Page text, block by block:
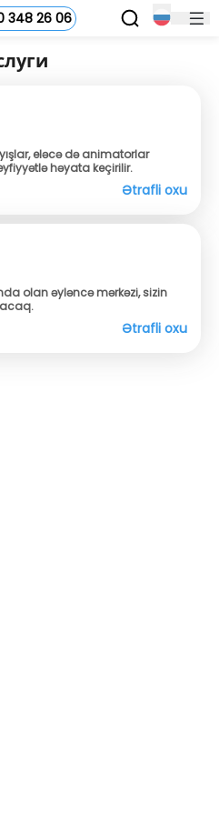
348 26 06
eləcə də animatorlar
həyata keçirilir.
Ətrafli oxu
olan əyləncə mərkəzi, sizin
Ətrafli oxu